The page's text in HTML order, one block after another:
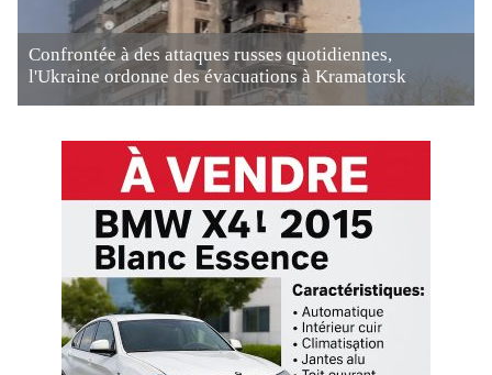
Confrontée à des attaques russes quotidiennes,
l'Ukraine ordonne des évacuations à Kramatorsk